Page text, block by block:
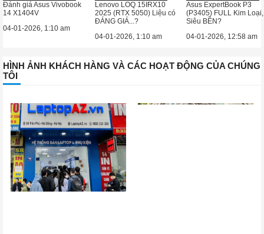
Đánh giá Asus Vivobook
14 X1404V
04-01-2026, 1:10 am
Lenovo LOQ 15IRX10
2025 (RTX 5050) Liệu có
ĐÁNG GIÁ...?
04-01-2026, 1:10 am
Asus ExpertBook P3
(P3405) FULL Kim Loại,
Siêu BỀN?
04-01-2026, 12:58 am
HÌNH ẢNH KHÁCH HÀNG VÀ CÁC HOẠT ĐỘNG CỦA CHÚNG
TÔI